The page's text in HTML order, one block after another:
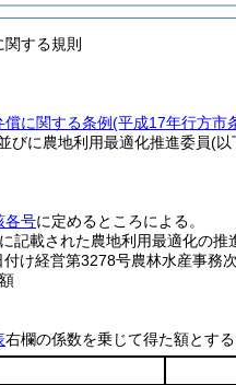
する規則
に関する条例(平成17年行方市
びに農地利用最適化推進委員(以
各号に定めるところによる。
載された農地利用最適化の推
け経営第3278号農林水産事務
右欄の係数を乗じて得た額とする